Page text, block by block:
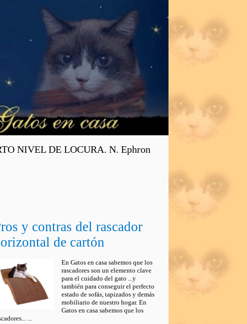
NIVEL DE LOCURA. N. Ephron
y contras del rascador
de cartón
En Gatos en casa sabemos que los
rascadores son un elemento clave
para el cuidado del gato ...y
también para conseguir el perfecto
estado de sofás, tapizados y demás
mobiliario de nuestro hogar. En
Gatos en casa sabemos que los
...